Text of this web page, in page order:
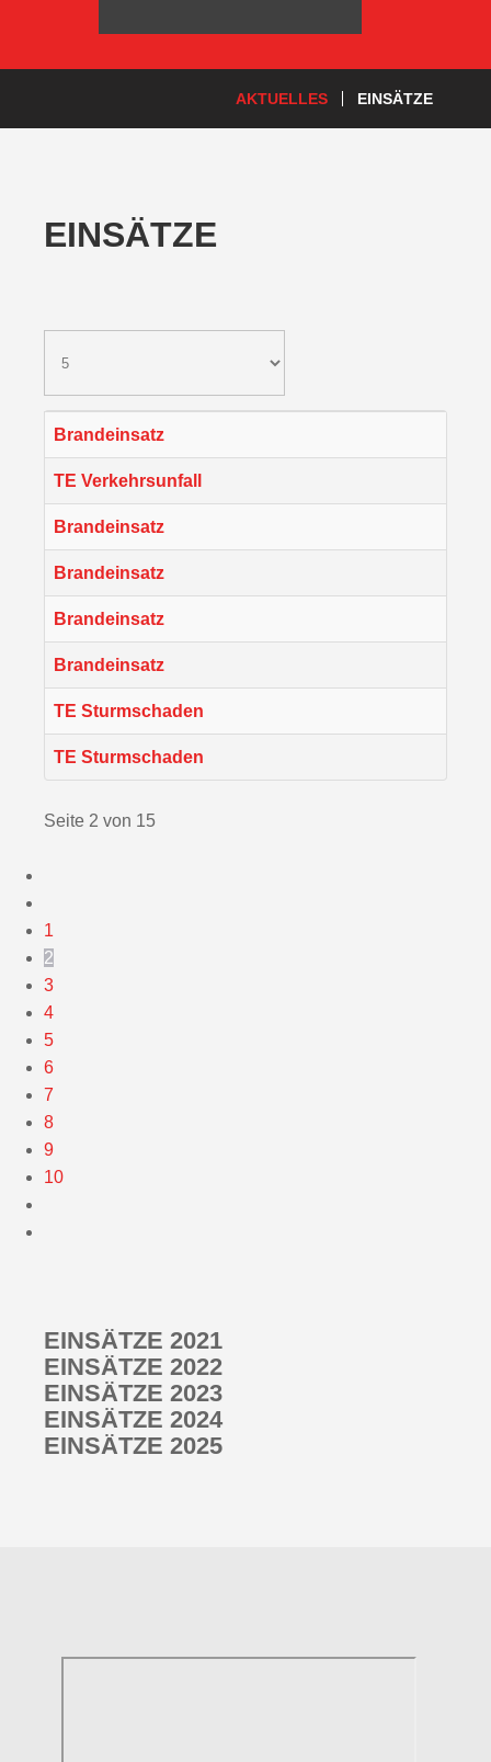
AKTUELLES EINSÄTZE
EINSÄTZE
Brandeinsatz
TE Verkehrsunfall
Brandeinsatz
Brandeinsatz
Brandeinsatz
Brandeinsatz
TE Sturmschaden
TE Sturmschaden
Seite 2 von 15
1
2
3
4
5
6
7
8
9
10
EINSÄTZE 2021
EINSÄTZE 2022
EINSÄTZE 2023
EINSÄTZE 2024
EINSÄTZE 2025